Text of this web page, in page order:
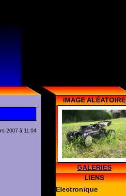
2007 à 11:04
IMAGE ALÉATOIRE
GALERIES
LIENS
Electronique